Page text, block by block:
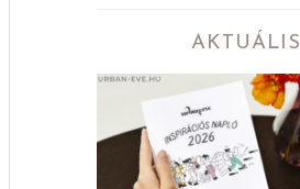
AKTUÁLIS